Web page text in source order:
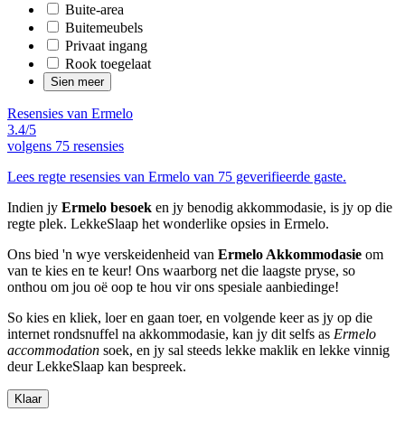
Buite-area
Buitemeubels
Privaat ingang
Rook toegelaat
Sien meer
Resensies van Ermelo
3.4/5
volgens 75 resensies
Lees regte resensies van Ermelo van 75 geverifieerde gaste.
Indien jy Ermelo besoek en jy benodig akkommodasie, is jy op die
regte plek. LekkeSlaap het wonderlike opsies in Ermelo.
Ons bied 'n wye verskeidenheid van Ermelo Akkommodasie om
van te kies en te keur! Ons waarborg net die laagste pryse, so
onthou om jou oë oop te hou vir ons spesiale aanbiedinge!
So kies en kliek, loer en gaan toer, en volgende keer as jy op die
internet rondsnuffel na akkommodasie, kan jy dit selfs as Ermelo
accommodation soek, en jy sal steeds lekke maklik en lekke vinnig
deur LekkeSlaap kan bespreek.
Klaar